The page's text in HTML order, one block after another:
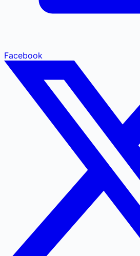
Facebook